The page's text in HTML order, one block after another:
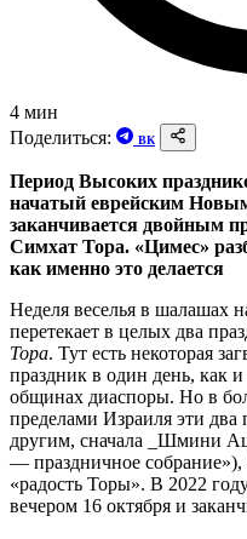
4 мин
Поделиться:
ВК
Период Высоких
начатый еврейским
заканчивается двойным
Симхат Тора. «Цимес»
как именно это делается
Неделя веселья в шалашах
перетекает в целых два
Тора. Тут есть некоторая
праздник в один день, как
общинах диаспоры. Но в
пределами Израиля эти два
другим, сначала _Шмини
— праздничное
«радость Торы». В 2022
вечером 16 октября и